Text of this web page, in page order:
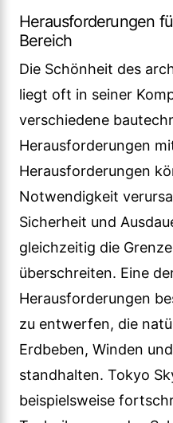
Herausforderungen
Bereich
Die Schönheit des
liegt oft in seiner
verschiedene
Herausforderungen
Herausforderungen
Notwendigkeit
Sicherheit und
gleichzeitig die
überschreiten. Eine
Herausforderungen
zu entwerfen, die
Erdbeben, Winden
standhalten. Tokyo
beispielsweise